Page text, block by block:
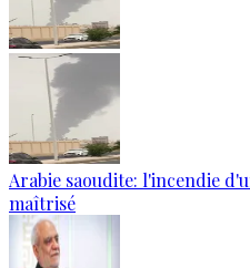
Arabie saoudite: l'incendie
maîtrisé